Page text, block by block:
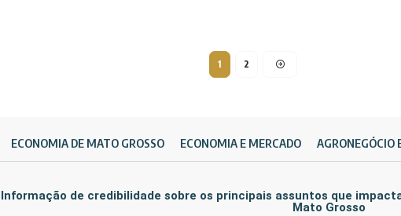
1 2
ECONOMIA DE MATO GROSSO ECONOMIA E MERCADO AGRONEGÓCIO
Informação de credibilidade sobre os principais assuntos que
Mato Grosso